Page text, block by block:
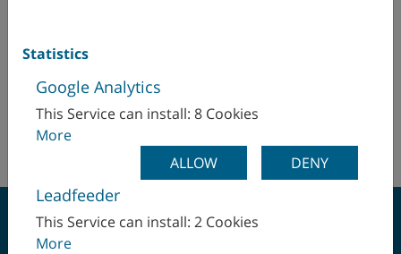
GREENSIDEの利点
Statistics
Google Analytics
This Service can install: 8 Cookies
More
ALLOW
DENY
Leadfeeder
This Service can install: 2 Cookies
More